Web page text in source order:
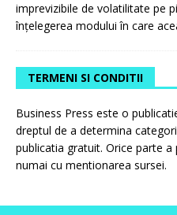
imprevizibile de volatilitate pe
înțelegerea modului în care
TERMENI SI CONDITII
Business Press este o
dreptul de a determina
publicatia gratuit. Orice parte
numai cu mentionarea sursei.